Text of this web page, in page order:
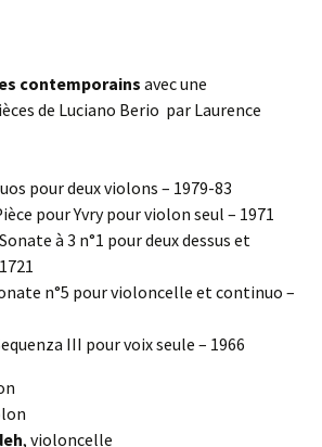
contemporains avec une
de Luciano Berio par Laurence
pour deux violons – 1979-83
pour Yvry pour violon seul – 1971
à 3 n°1 pour deux dessus et
n°5 pour violoncelle et continuo –
III pour voix seule – 1966
, violoncelle